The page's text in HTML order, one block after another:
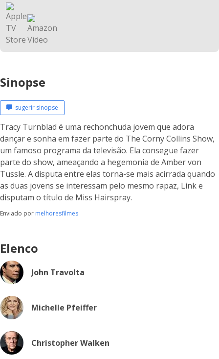
Sinopse
sugerir sinopse
Tracy Turnblad é uma rechonchuda jovem que adora
dançar e sonha em fazer parte do The Corny Collins Show,
um famoso programa da televisão. Ela consegue fazer
parte do show, ameaçando a hegemonia de Amber von
Tussle. A disputa entre elas torna-se mais acirrada quando
as duas jovens se interessam pelo mesmo rapaz, Link e
disputam o título de Miss Hairspray.
Enviado por melhoresfilmes
Elenco
John Travolta
Michelle Pfeiffer
Christopher Walken